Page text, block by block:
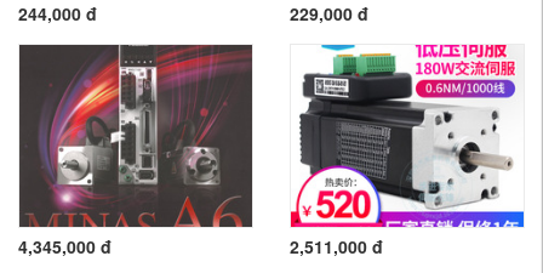
244,000 đ 229,000 đ
4,345,000 đ 2,511,000 đ